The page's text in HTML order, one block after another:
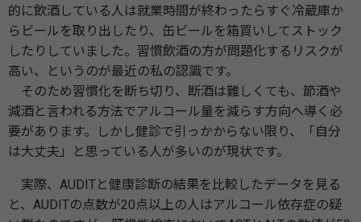
的に飲酒している人は就業時間が終わったらすぐ冷蔵庫か
らビールを取り出したり、缶ビールを箱買いしてストック
したりしていました。習慣飲酒の方が問題化するリスクが
高い、というのが最近の私の認識です。
そのため習慣化を断ち切り、断酒は難しくても、節酒や
減酒と言われる方法でアルコール量を減らす方向へ導く必
要があります。しかし健診で引っかからない限り、「自分
は大丈夫」と思っている人が多いのが現状です。
実際、AUDITと健康診断の結果を比較したデータを見る
と、AUDITの点数が20点以上の人はアルコール依存症の疑